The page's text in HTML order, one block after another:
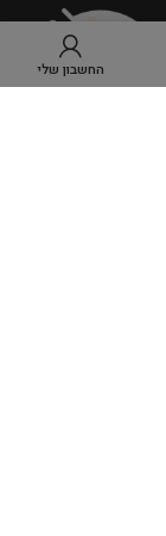
החשבון שלי